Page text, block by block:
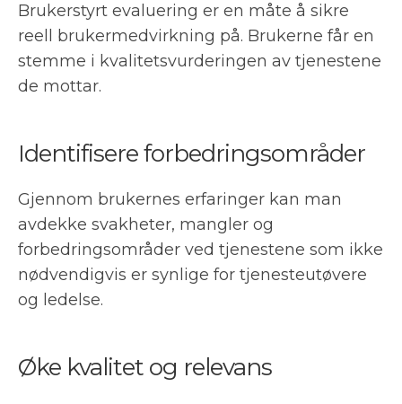
Brukerstyrt evaluering er en måte å sikre
reell brukermedvirkning på. Brukerne får en
stemme i kvalitetsvurderingen av tjenestene
de mottar.
Identifisere forbedringsområder
Gjennom brukernes erfaringer kan man
avdekke svakheter, mangler og
forbedringsområder ved tjenestene som ikke
nødvendigvis er synlige for tjenesteutøvere
og ledelse.
Øke kvalitet og relevans